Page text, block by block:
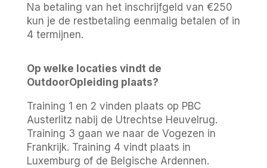
Na betaling van het inschrijfgeld van €250
kun je de restbetaling eenmalig betalen of in
4 termijnen.
Op welke locaties vindt de
OutdoorOpleiding plaats?
Training 1 en 2 vinden plaats op PBC
Austerlitz nabij de Utrechtse Heuvelrug.
Training 3 gaan we naar de Vogezen in
Frankrijk. Training 4 vindt plaats in
Luxemburg of de Belgische Ardennen.